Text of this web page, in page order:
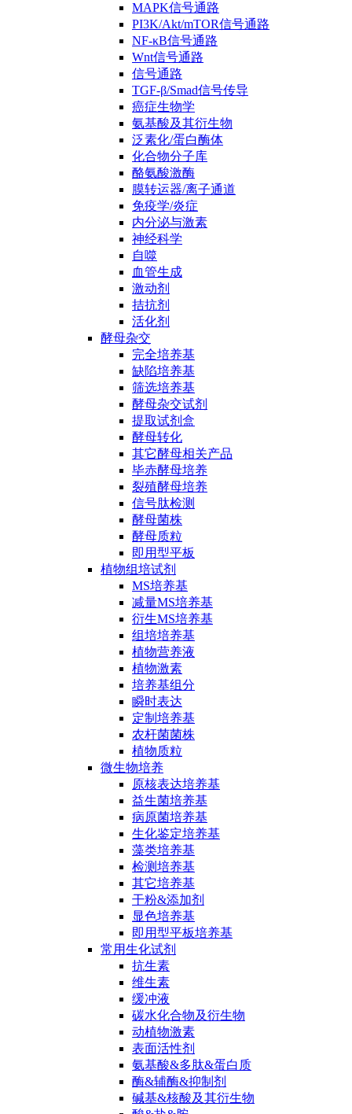
MAPK信号通路
PI3K/Akt/mTOR信号通路
NF-κB信号通路
Wnt信号通路
信号通路
TGF-β/Smad信号传导
癌症生物学
氨基酸及其衍生物
泛素化/蛋白酶体
化合物分子库
酪氨酸激酶
膜转运器/离子通道
免疫学/炎症
内分泌与激素
神经科学
自噬
血管生成
激动剂
拮抗剂
活化剂
酵母杂交
完全培养基
缺陷培养基
筛选培养基
酵母杂交试剂
提取试剂盒
酵母转化
其它酵母相关产品
毕赤酵母培养
裂殖酵母培养
信号肽检测
酵母菌株
酵母质粒
即用型平板
植物组培试剂
MS培养基
减量MS培养基
衍生MS培养基
组培培养基
植物营养液
植物激素
培养基组分
瞬时表达
定制培养基
农杆菌菌株
植物质粒
微生物培养
原核表达培养基
益生菌培养基
病原菌培养基
生化鉴定培养基
藻类培养基
检测培养基
其它培养基
干粉&添加剂
显色培养基
即用型平板培养基
常用生化试剂
抗生素
维生素
缓冲液
碳水化合物及衍生物
动植物激素
表面活性剂
氨基酸&多肽&蛋白质
酶&辅酶&抑制剂
碱基&核酸及其衍生物